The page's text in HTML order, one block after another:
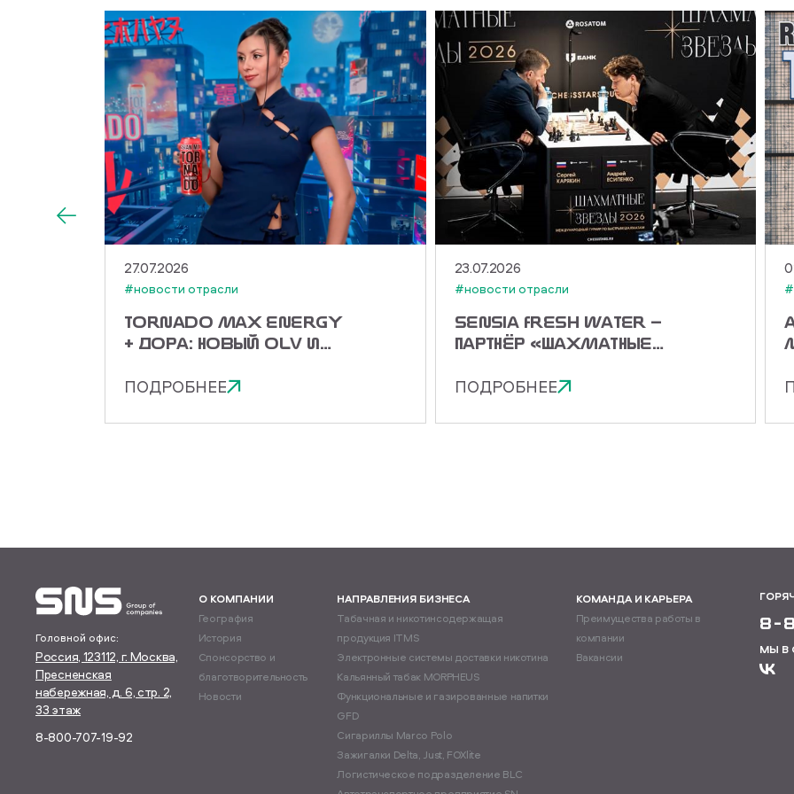
27.07.2026
#новости отрасли
TORNADO MAX ENERGY
+ ДОРА: НОВЫЙ OLV И
ПОДРОБНЕЕ
23.07.2026
#новости отрасли
SENSIA FRESH WATER —
ПАРТНЁР «ШАХМАТНЫЕ
ПОДРОБНЕЕ
Головной офис:
Россия, 123112, г. Москва,
Пресненская
набережная, д. 6, стр. 2,
33 этаж
8-800-707-19-92
О КОМПАНИИ
География
История
Спонсорство и
благотворительность
Новости
НАПРАВЛЕНИЯ БИЗНЕСА
Табачная и никотинсодержащая
продукция ITMS
Электронные системы доставки никотина
Кальянный табак MORPHEUS
Функциональные и газированные напитки
GFD
Сигариллы Marco Polo
Зажигалки Delta, Just, FOXlite
Логистическое подразделение BLC
КОМАНДА И КАРЬЕРА
Преимущества работы в
компании
Вакансии
8-
МЫ В